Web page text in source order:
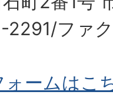
2291/ファ
ームはこ